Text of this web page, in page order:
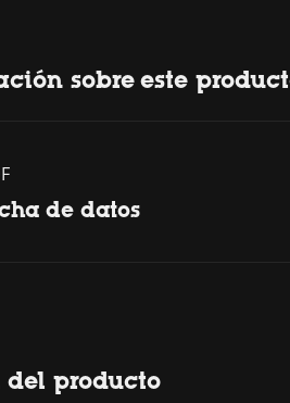
sobre este
de datos
producto